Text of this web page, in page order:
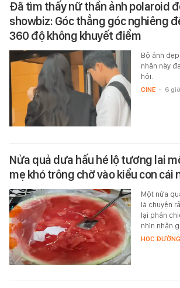
Đã tìm thấy nữ thần ảnh polaroid
showbiz: Góc thẳng góc nghiêng
360 độ không khuyết điểm
Bộ ảnh
nhân này
hội.
CINE - 6
Nửa quả dưa hấu hé lộ tương lai
mẹ khó trông chờ vào kiểu con cái
Một nửa
là chuyện
lại phản
nhìn nhận
HỌC ĐƯỜNG